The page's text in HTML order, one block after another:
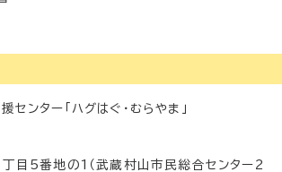
ンター「ハグはぐ・むらやま」
目5番地の1（武蔵村山市民総合センター2